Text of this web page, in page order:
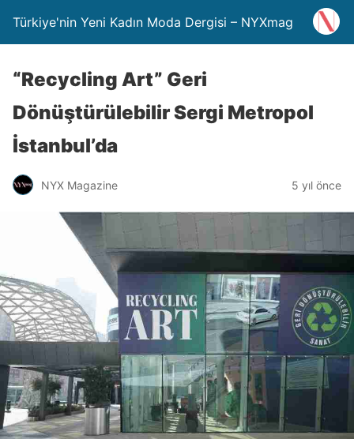
Türkiye'nin Yeni Kadın Moda Dergisi – NYXmag
“Recycling Art” Geri
Dönüştürülebilir Sergi Metropol
İstanbul’da
NYX Magazine 5 yıl önce